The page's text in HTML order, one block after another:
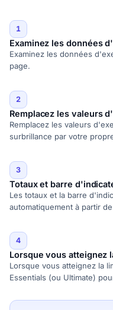
1
Examinez les données
Examinez les données
page.
2
Remplacez les valeurs
Remplacez les valeurs
surbrillance par votre
3
Totaux et barre
Les totaux et la barre
automatiquement à partir
4
Lorsque vous atteignez
Lorsque vous atteignez la
Essentials (ou Ultimate)